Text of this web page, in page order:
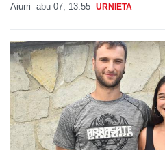
Aiurri abu 07, 13:55 URNIETA